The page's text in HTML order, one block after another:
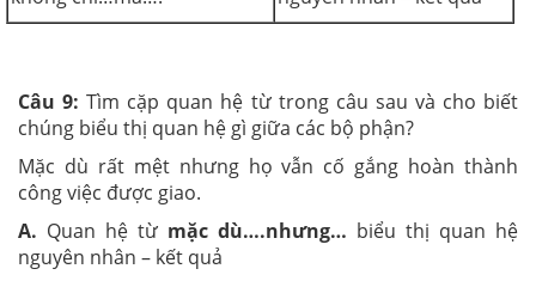
Câu 9:Tìm cặp quan hệ từ trong câu sau và cho biết
chúng biểu thị quan hệ gì giữa các bộ phận?
Mặc dù rất mệt nhưng họ vẫn cố gắng hoàn thành
công việc được giao.
A. Quan hệ từ mặc dù….nhưng… biểu thị quan hệ
nguyên nhân – kết quả